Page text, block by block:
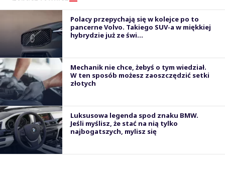
Polacy przepychają się w kolejce po to
pancerne Volvo. Takiego SUV-a w miękkiej
hybrydzie już ze świ...
Mechanik nie chce, żebyś o tym wiedział.
W ten sposób możesz zaoszczędzić setki
złotych
Luksusowa legenda spod znaku BMW.
Jeśli myślisz, że stać na nią tylko
najbogatszych, mylisz się